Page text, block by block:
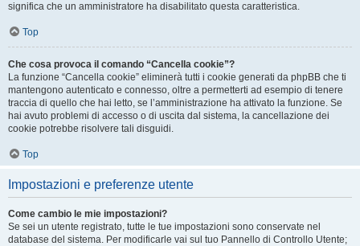
significa che un amministratore ha disabilitato questa caratteristica.
Top
Che cosa provoca il comando “Cancella cookie”?
La funzione “Cancella cookie” eliminerà tutti i cookie generati da phpBB che ti
mantengono autenticato e connesso, oltre a permetterti ad esempio di tenere
traccia di quello che hai letto, se l’amministrazione ha attivato la funzione. Se
hai avuto problemi di accesso o di uscita dal sistema, la cancellazione dei
cookie potrebbe risolvere tali disguidi.
Top
Impostazioni e preferenze utente
Come cambio le mie impostazioni?
Se sei un utente registrato, tutte le tue impostazioni sono conservate nel
database del sistema. Per modificarle vai sul tuo Pannello di Controllo Utente;